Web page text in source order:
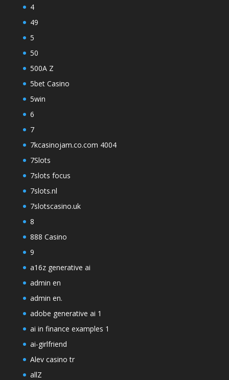
4
49
5
50
500A Z
5bet Casino
5win
6
7
7kcasinojam.co.com 4004
7Slots
7slots focus
7slots.nl
7slotscasino.uk
8
888 Casino
9
a16z generative ai
admin en
admin en.
adobe generative ai 1
ai in finance examples 1
ai-girlfriend
Alev casino tr
allZ